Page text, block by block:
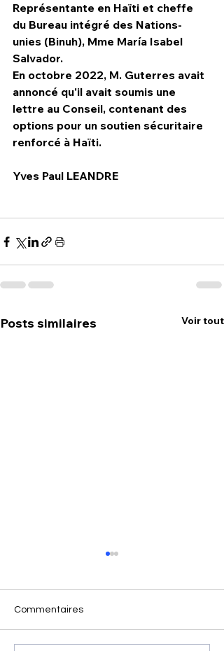
Représentante en Haïti et cheffe
du Bureau intégré des Nations-
unies (Binuh), Mme María Isabel
Salvador.
En octobre 2022, M. Guterres avait
annoncé qu'il avait soumis une
lettre au Conseil, contenant des
options pour un soutien sécuritaire
renforcé à Haïti.
Yves Paul LEANDRE
Posts similaires Voir tout
Commentaires